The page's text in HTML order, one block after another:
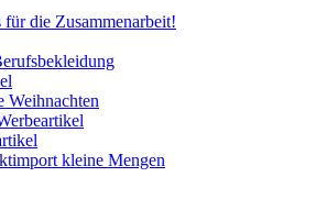
die Zusammenarbeit!
Weihnachten
kleine Mengen